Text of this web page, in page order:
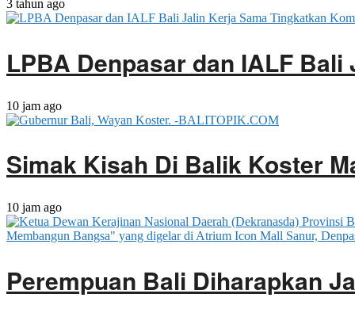
3 tahun ago
LPBA Denpasar dan IALF
10 jam ago
Simak Kisah Di Balik Koster
10 jam ago
Perempuan Bali Diharapkan